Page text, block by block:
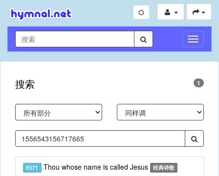
切
换
导
搜索 1
E571 Thou whose name is called Jesus 经典诗歌